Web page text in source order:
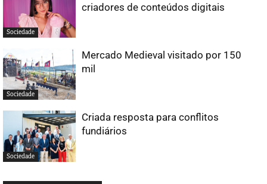
Sociedade
criadores de conteúdos digitais
Sociedade
Mercado Medieval visitado por 150
mil
Sociedade
Criada resposta para conflitos
fundiários